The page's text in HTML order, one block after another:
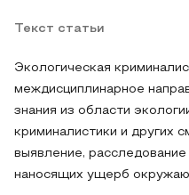
Текст статьи
Экологическая
междисциплинарное
знания из области
криминалистики и других
выявление,
наносящих ущерб